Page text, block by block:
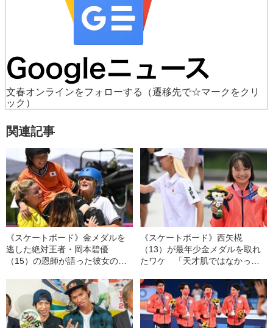
文春オンラインをフォローする
（遷移先で☆マークをクリ
ック）
関連記事
《スケートボード》金メダルを
逃した絶対王者・岡本碧優
（15）の恩師が語った彼女の過
一面も」「タメ口利くほどヤン
チャ」
《スケートボード》西矢椛
（13）が最年少金メダルを取れ
たワケ 「天才肌ではなかっ